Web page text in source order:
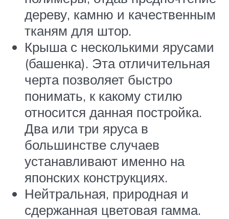
дереву, камню и качественным
тканям для штор.
Крыша с несколькими ярусами
(башенка). Эта отличительная
черта позволяет быстро
понимать, к какому стилю
относится данная постройка.
Два или три яруса в
большинстве случаев
устанавливают именно на
японских конструкциях.
Нейтральная, природная и
сдержанная цветовая гамма.